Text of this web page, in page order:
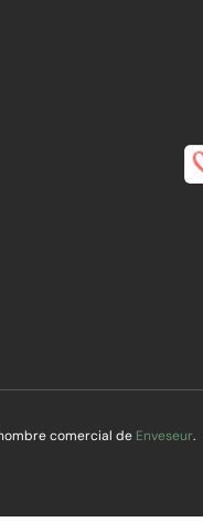
comercial de Enveseur.